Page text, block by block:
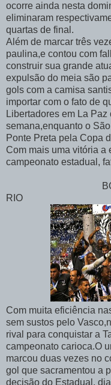
ocorre ainda nesta
eliminaram
quartas de final.
Além de marcar três
paulina,e contou com
construir sua grande
expulsão do meia são
gols com a camisa
importar com o fato de
Libertadores em La
semana,enquanto o
Ponte Preta pela Copa
Com mais uma vitória a
campeonato estadual,
BOTAFOGO
RIO
Com muita eficiência
sem sustos pelo
rival para conquistar a
campeonato carioca.O
marcou duas vezes no
gol que sacramentou a
decisão do Estadual,